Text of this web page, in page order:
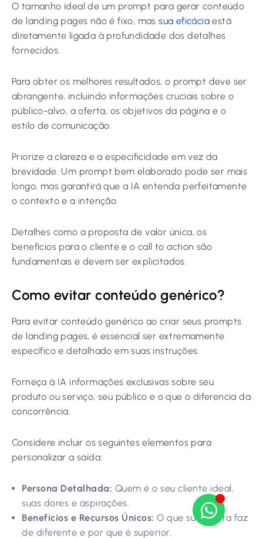
O tamanho ideal de um prompt para gerar conteúdo
de landing pages não é fixo, massua eficácia está
diretamente ligada à profundidade dos detalhes
fornecidos.
Para obter os melhores resultados, o prompt deve ser
abrangente, incluindo informações cruciais sobre o
público-alvo, a oferta, os objetivos da página e o
estilo de comunicação.
Priorize a clareza e a especificidade em vez da
brevidade. Um prompt bem elaborado pode ser mais
longo, mas garantirá que a IA entenda perfeitamente
o contexto e a intenção.
Detalhes como a proposta de valor única, os
benefícios para o cliente e o call to action são
fundamentais e devem ser explicitados.
Como evitar conteúdo genérico?
Para evitar conteúdo genérico ao criar seus prompts
de landing pages, é essencial ser extremamente
específico e detalhado em suas instruções.
Forneça à IA informações exclusivas sobre seu
produto ou serviço, seu público e o que o diferencia da
concorrência.
Considere incluir os seguintes elementos para
personalizar a saída:
Persona Detalhada: Quem é o seu cliente ideal,
suas dores e aspirações.
Benefícios e Recursos Únicos: O que sua oferta faz
de diferente e por que é superior.